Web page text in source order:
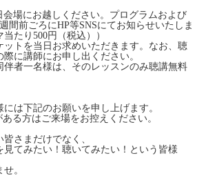
場にお越しください。プログラムおよび
間前ごろにHP等SNSにてお知らせいたしま
たり500円（税込））
ットを当日お求めいただきます。なお、聴
に講師にお申し出ください。
者一名様は、そのレッスンのみ聴講無料
は下記のお願いを申し上げます。
ある方はご来場をお控えください。
さまだけでなく、
見てみたい！聴いてみたい！という皆様
。